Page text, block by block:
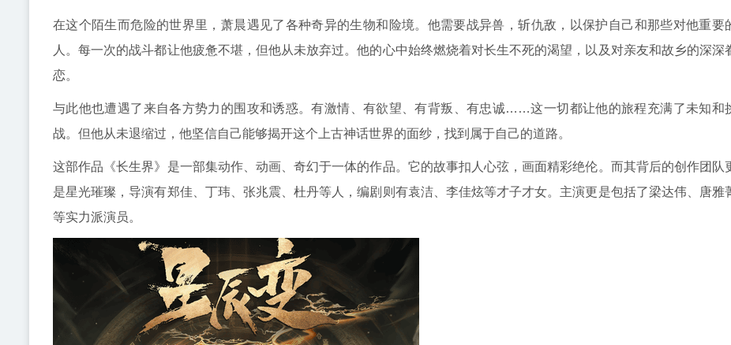
在这个陌生而危险的世界里，萧晨遇见了各种奇异的生物和险境。他需要战异兽，斩仇敌，以保护自己和那些对他重要
人。每一次的战斗都让他疲惫不堪，但他从未放弃过。他的心中始终燃烧着对长生不死的渴望，以及对亲友和故乡的深深
恋。
与此他也遭遇了来自各方势力的围攻和诱惑。有激情、有欲望、有背叛、有忠诚……这一切都让他的旅程充满了未知和
战。但他从未退缩过，他坚信自己能够揭开这个上古神话世界的面纱，找到属于自己的道路。
这部作品《长生界》是一部集动作、动画、奇幻于一体的作品。它的故事扣人心弦，画面精彩绝伦。而其背后的创作团队
是星光璀璨，导演有郑佳、丁玮、张兆震、杜丹等人，编剧则有袁洁、李佳炫等才子才女。主演更是包括了梁达伟、唐雅
等实力派演员。